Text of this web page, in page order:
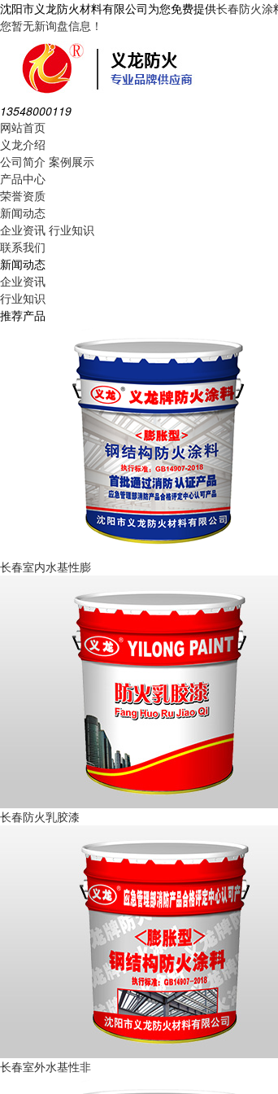
沈阳市义龙防火材料有限公司为您免费提供长春防火涂
您暂无新询盘信息！
13548000119
网站首页
义龙介绍
公司简介 案例展示
产品中心
荣誉资质
新闻动态
企业资讯 行业知识
联系我们
新闻动态
企业资讯
行业知识
推荐产品
长春室内水基性膨
长春防火乳胶漆
长春室外水基性非